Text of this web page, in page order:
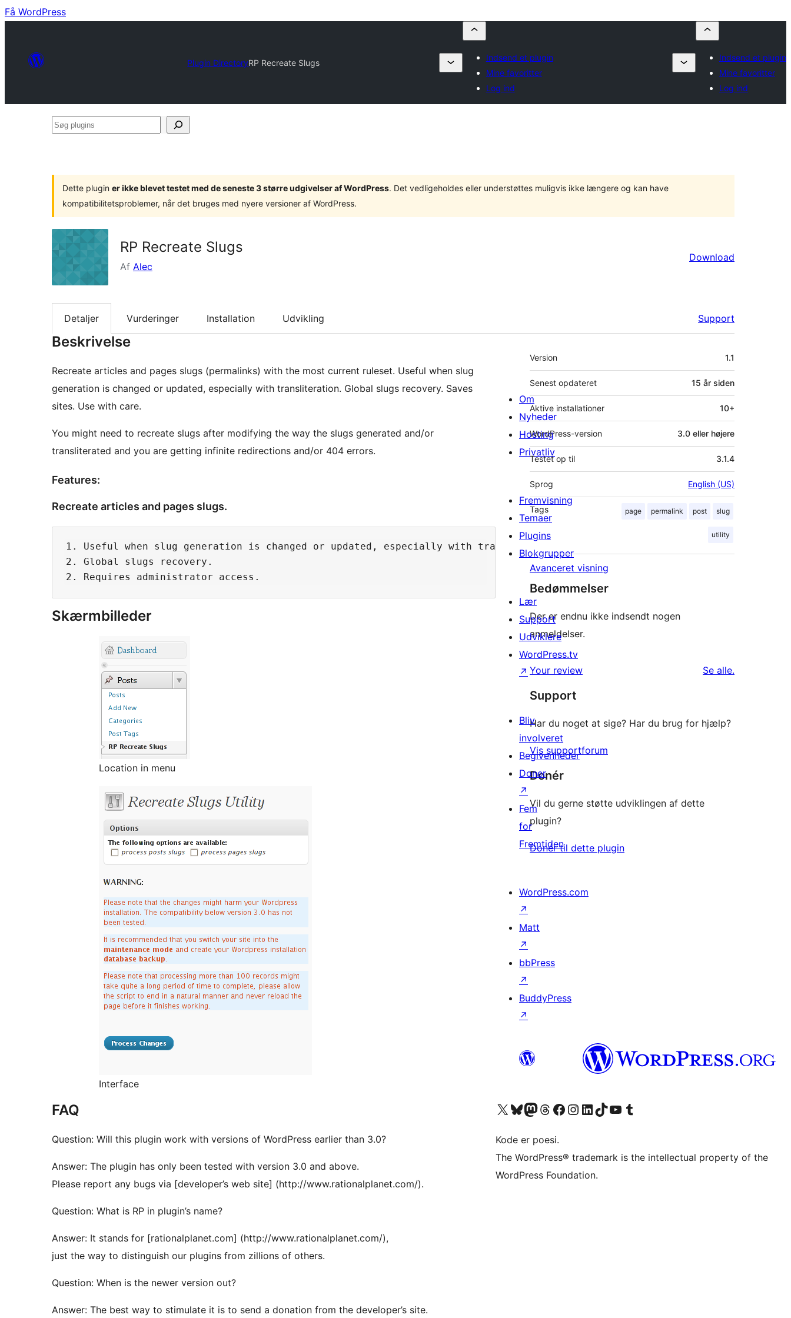
Få WordPress
Plugin DirectoryRP Recreate Slugs
Indsend et plugin
Mine favoritter
Log ind
Indsend et plugin
Mine favoritter
Log ind
Søg
Dette plugin er ikke blevet testet med de seneste 3 større udgivelser af WordPress. Det vedligeholdes eller understøttes muligvis ikke længere og kan have
kompatibilitetsproblemer, når det bruges med nyere versioner af WordPress.
RP Recreate Slugs
Af Alec
Download
Detaljer Vurderinger Installation Udvikling Support
Beskrivelse
Recreate articles and pages slugs (permalinks) with the most current ruleset. Useful when slug
generation is changed or updated, especially with transliteration. Global slugs recovery. Saves
sites. Use with care.
You might need to recreate slugs after modifying the way the slugs generated and/or
transliterated and you are getting infinite redirections and/or 404 errors.
Features:
Recreate articles and pages slugs.
1. Useful when slug generation is changed or updated, especially with transliteration.
2. Global slugs recovery.
Skærmbilleder
Location in menu
Interface
FAQ
Question: Will this plugin work with versions of WordPress earlier than 3.0?
Answer: The plugin has only been tested with version 3.0 and above.
Please report any bugs via [developer’s web site] (http://www.rationalplanet.com/).
Question: What is RP in plugin’s name?
Answer: It stands for [rationalplanet.com] (http://www.rationalplanet.com/),
just the way to distinguish our plugins from zillions of others.
Question: When is the newer version out?
Answer: The best way to stimulate it is to send a donation from the developer’s site.
Meta
Version 1.1
Senest opdateret 15 år siden
Aktive installationer 10+
WordPress-version 3.0 eller højere
Testet op til 3.1.4
Sprog English (US)
Tags page permalink post slug
utility
Avanceret visning
Bedømmelser
Der er endnu ikke indsendt nogen
anmeldelser.
Your review Se alleanmeldelser
.
Support
Har du noget at sige? Har du brug for hjælp?
Vis supportforum
Donér
Vil du gerne støtte udviklingen af dette
plugin?
Donér til dette plugin
Om
Nyheder
Hosting
Privatliv
Fremvisning
Temaer
Plugins
Blokgrupper
Lær
Support
Udviklere
WordPress.tv
↗
Bliv
involveret
Begivenheder
Doner
↗
Fem
for
Fremtiden
WordPress.com
↗
Matt
↗
bbPress
↗
BuddyPress
↗
Besøg vores X (tidligere Twitter) konto
Besøg vores Bluesky-konto
Besøg vores Mastodon konto
Besøg vores Threads-konto
Besøg vores Facebook sideBesøg vores Instagram konto
Besøg vores LinkedIn konto
Besøg vores TikTok-konto
Besøg vores YouTube-kanalBesøg vores Tumblr-konto
Kode er poesi.
The WordPress® trademark is the intellectual property of the
WordPress Foundation.